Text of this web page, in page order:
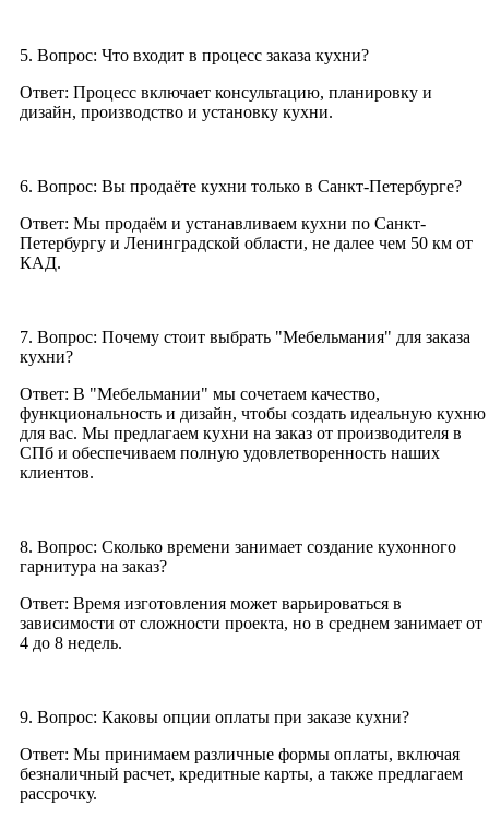
5. Вопрос: Что входит в процесс заказа кухни?
Ответ: Процесс включает консультацию, планировку и
дизайн, производство и установку кухни.
6. Вопрос: Вы продаёте кухни только в Санкт-Петербурге?
Ответ: Мы продаём и устанавливаем кухни по Санкт-
Петербургу и Ленинградской области, не далее чем 50 км от
КАД.
7. Вопрос: Почему стоит выбрать "Мебельмания" для заказа
кухни?
Ответ: В "Мебельмании" мы сочетаем качество,
функциональность и дизайн, чтобы создать идеальную кухню
для вас. Мы предлагаем кухни на заказ от производителя в
СПб и обеспечиваем полную удовлетворенность наших
клиентов.
8. Вопрос: Сколько времени занимает создание кухонного
гарнитура на заказ?
Ответ: Время изготовления может варьироваться в
зависимости от сложности проекта, но в среднем занимает от
4 до 8 недель.
9. Вопрос: Каковы опции оплаты при заказе кухни?
Ответ: Мы принимаем различные формы оплаты, включая
безналичный расчет, кредитные карты, а также предлагаем
рассрочку.